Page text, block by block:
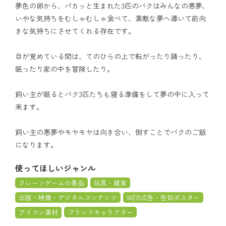
夢色の卵から、パカッと生まれた3匹のバクはみんなの悪夢、
いやな気持ちをむしゃむしゃ食べて、素敵な夢へ導いて前向
きな気持ちにさせてくれる存在です。
目が覚めている間は、てのひらの上で転がったり踊ったり、
眠ったり家の中を冒険したり。
飼い主が眠るとバク3匹たちも寝る準備をして夢の中に入って
来ます。
飼い主の悪夢やモヤモヤは向き合い、倒すことでバクのご飯
になります。
使ってほしいジャンル
クレーンゲームの景品
玩具・雑貨
出版・映像・デジタルコンテンツ
WEB広告・告知ポスター
アイコン素材
ブランドキャラクター